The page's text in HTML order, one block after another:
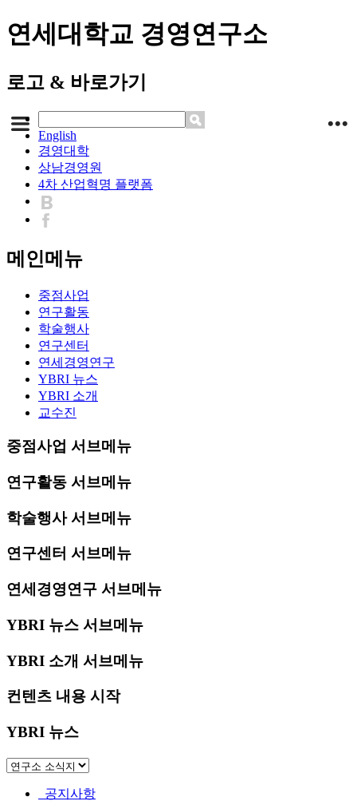
연세대학교 경영연구소
로고 & 바로가기
English
경영대학
상남경영원
4차 산업혁명 플랫폼
메인메뉴
중점사업
연구활동
학술행사
연구센터
연세경영연구
YBRI 뉴스
YBRI 소개
교수진
중점사업 서브메뉴
연구활동 서브메뉴
학술행사 서브메뉴
연구센터 서브메뉴
연세경영연구 서브메뉴
YBRI 뉴스 서브메뉴
YBRI 소개 서브메뉴
컨텐츠 내용 시작
YBRI 뉴스
공지사항